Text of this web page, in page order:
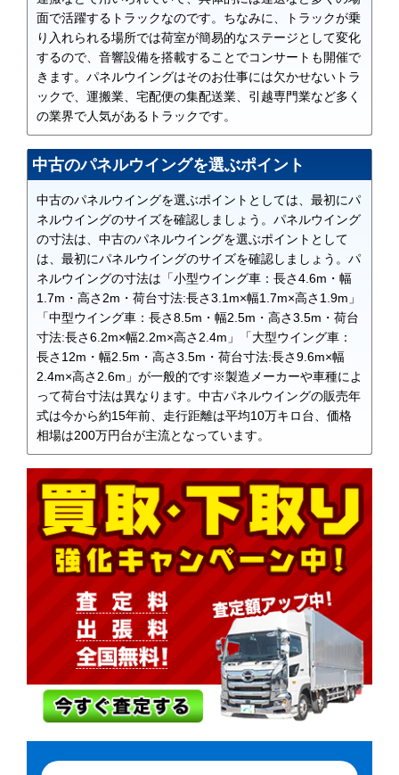
面で活躍するトラックなのです。ちなみに、トラックが乗
り入れられる場所では荷室が簡易的なステージとして変化
するので、音響設備を搭載することでコンサートも開催で
きます。パネルウイングはそのお仕事には欠かせないトラ
ックで、運搬業、宅配便の集配送業、引越専門業など多く
の業界で人気があるトラックです。
中古のパネルウイングを選ぶポイント
中古のパネルウイングを選ぶポイントとしては、最初にパ
ネルウイングのサイズを確認しましょう。パネルウイング
の寸法は、中古のパネルウイングを選ぶポイントとして
は、最初にパネルウイングのサイズを確認しましょう。パ
ネルウイングの寸法は「小型ウイング車：長さ4.6m・幅
1.7m・高さ2m・荷台寸法:長さ3.1m×幅1.7m×高さ1.9m」
「中型ウイング車：長さ8.5m・幅2.5m・高さ3.5m・荷台
寸法:長さ6.2m×幅2.2m×高さ2.4m」「大型ウイング車：
長さ12m・幅2.5m・高さ3.5m・荷台寸法:長さ9.6m×幅
2.4m×高さ2.6m」が一般的です※製造メーカーや車種によ
って荷台寸法は異なります。中古パネルウイングの販売年
式は今から約15年前、走行距離は平均10万キロ台、価格
相場は200万円台が主流となっています。